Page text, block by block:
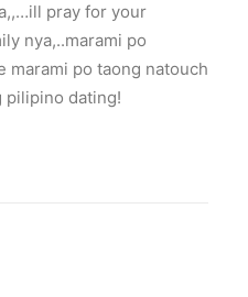
pray for your
nya,..marami po
marami po taong natouch
pilipino dating!